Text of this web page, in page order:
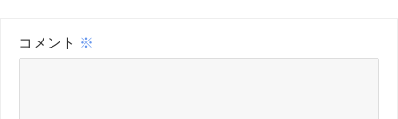
コメント ※